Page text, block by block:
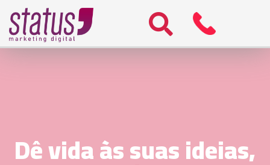
Dê vida às suas ideias,